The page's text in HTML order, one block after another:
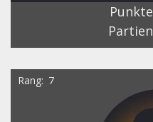
Punkte
Partien
Rang 7